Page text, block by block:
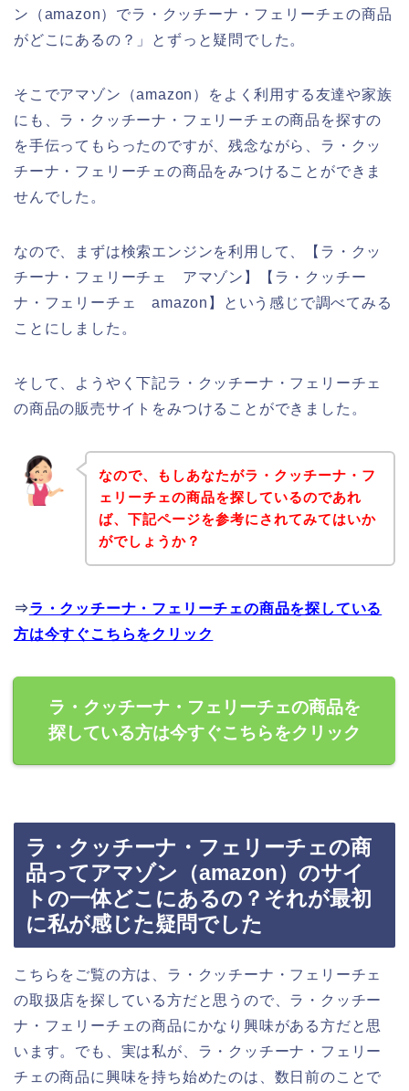
ン（amazon）でラ・クッチーナ・フェリーチェの商品
がどこにあるの？」とずっと疑問でした。
そこでアマゾン（amazon）をよく利用する友達や家族
にも、ラ・クッチーナ・フェリーチェの商品を探すの
を手伝ってもらったのですが、残念ながら、ラ・クッ
チーナ・フェリーチェの商品をみつけることができま
せんでした。
なので、まずは検索エンジンを利用して、【ラ・クッ
チーナ・フェリーチェ アマゾン】【ラ・クッチー
ナ・フェリーチェ amazon】という感じで調べてみる
ことにしました。
そして、ようやく下記ラ・クッチーナ・フェリーチェ
の商品の販売サイトをみつけることができました。
なので、もしあなたがラ・クッチーナ・フ
ェリーチェの商品を探しているのであれ
ば、下記ページを参考にされてみてはいか
がでしょうか？
⇒ラ・クッチーナ・フェリーチェの商品を探している
方は今すぐこちらをクリック
ラ・クッチーナ・フェリーチェの商品を
探している方は今すぐこちらをクリック
ラ・クッチーナ・フェリーチェの商
品ってアマゾン（amazon）のサイ
トの一体どこにあるの？それが最初
に私が感じた疑問でした
こちらをご覧の方は、ラ・クッチーナ・フェリーチェ
の取扱店を探している方だと思うので、ラ・クッチー
ナ・フェリーチェの商品にかなり興味がある方だと思
います。でも、実は私が、ラ・クッチーナ・フェリー
チェの商品に興味を持ち始めたのは、数日前のことで